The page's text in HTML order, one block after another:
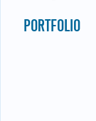
PORTFOLIO